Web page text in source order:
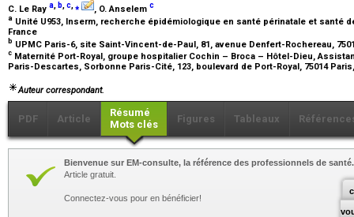
C. Le Ray a, b,c,⁎ , O. Anselem c
a Unité U953, Inserm, recherche épidémiologique en santé périnatale et santé
France
b UPMC Paris-6, site Saint-Vincent-de-Paul, 81, avenue Denfert-Rochereau,
c Maternité Port-Royal, groupe hospitalier Cochin – Broca – Hôtel-Dieu,
Paris-Descartes, Sorbonne Paris-Cité, 123, boulevard de Port-Royal, 75014
Auteur correspondant.
PDF Article
Résumé
Mots clés
Figures Tableaux
Bienvenue sur EM-consulte, la référence des professionnels de santé.
Article gratuit.
Connectez-vous pour en bénéficier!